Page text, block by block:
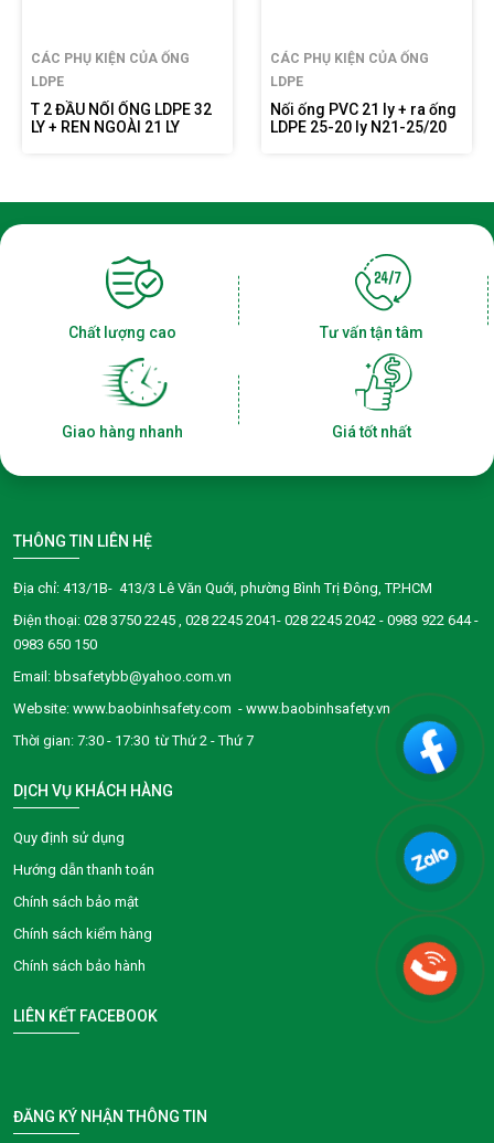
CÁC PHỤ KIỆN CỦA ỐNG
LDPE
T 2 ĐẦU NỐI ỐNG LDPE 32
LY + REN NGOÀI 21 LY
CÁC PHỤ KIỆN CỦA ỐNG
LDPE
Nối ống PVC 21 ly + ra ống
LDPE 25-20 ly N21-25/20
Chất lượng cao Tư vấn tận tâm
Giao hàng nhanh Giá tốt nhất
THÔNG TIN LIÊN HỆ
Địa chỉ: 413/1B- 413/3 Lê Văn Quới, phường Bình Trị Đông, TP.HCM
Điện thoại: 028 3750 2245 , 028 2245 2041- 028 2245 2042 - 0983 922 644 -
0983 650 150
Email: bbsafetybb@yahoo.com.vn
Website: www.baobinhsafety.com - www.baobinhsafety.vn
Thời gian: 7:30 - 17:30 từ Thứ 2 - Thứ 7
DỊCH VỤ KHÁCH HÀNG
Quy định sử dụng
Hướng dẫn thanh toán
Chính sách bảo mật
Chính sách kiểm hàng
Chính sách bảo hành
LIÊN KẾT FACEBOOK
ĐĂNG KÝ NHẬN THÔNG TIN